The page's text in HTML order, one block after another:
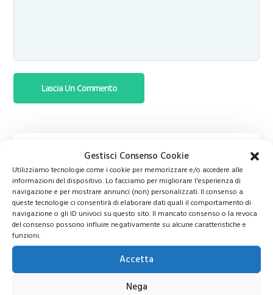
Gestisci Consenso Cookie
Utilizziamo tecnologie come i cookie per memorizzare e/o accedere alle
informazioni del dispositivo. Lo facciamo per migliorare l'esperienza di
navigazione e per mostrare annunci (non) personalizzati. Il consenso a
queste tecnologie ci consentirà di elaborare dati quali il comportamento di
navigazione o gli ID univoci su questo sito. Il mancato consenso o la revoca
del consenso possono influire negativamente su alcune caratteristiche e
funzioni.
Accetta
Nega